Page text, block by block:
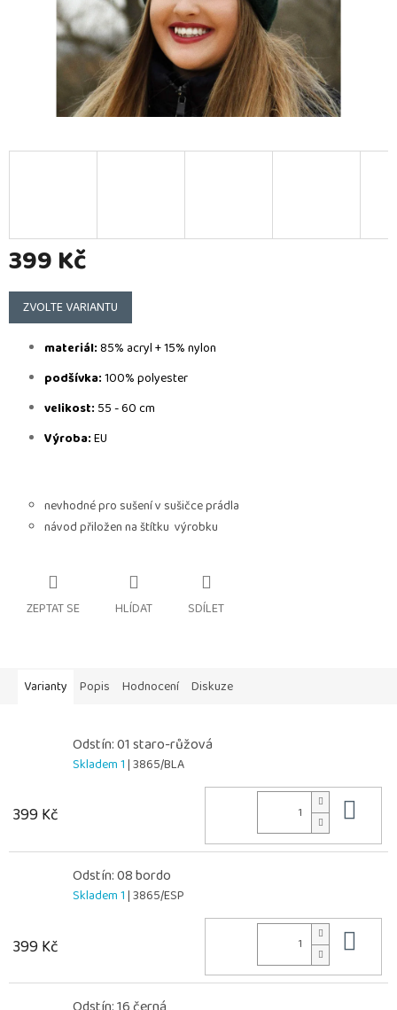
399 Kč
Měrná
cena:
ZVOLTE VARIANTU
materiál:85% acryl + 15% nylon
podšívka:100% polyester
velikost: 55 - 60 cm
Výroba:EU
nevhodné pro sušení v sušičce prádla
návod přiložen na štítku výrobku
ZEPTAT SE HLÍDAT SDÍLET
Varianty Popis Hodnocení Diskuze
Odstín: 01 staro-růžová
Skladem 1| 3865/BLA
399 Kč
Odstín: 08 bordo
Skladem 1| 3865/ESP
399 Kč